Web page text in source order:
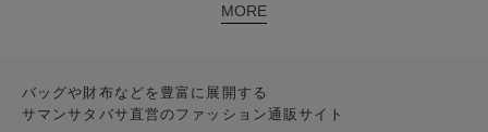
MORE
バッグや財布などを豊富に展開する
サマンサタバサ直営のファッション通販サイト